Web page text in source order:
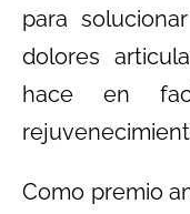
para
dolores
hace en
Como premio